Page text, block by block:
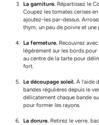
La garniture. Répartissez le
Coupez les tomates cerises
ajoutez-les par-dessus.
thym, un peu de poivre et une
La fermeture. Recouvrez
légèrement sur les bords pour
au centre de la tarte pour
fort.
Le découpage soleil. À l’aide
bandes régulières depuis le
délicatement chaque bande
pour former les rayons.
La dorure. Retirez le verre,